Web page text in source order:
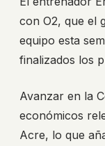
con O2, que el
equipo esta
finalizados los
Avanzar en la
económicos
Acre, lo que